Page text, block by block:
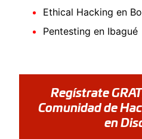
Ethical Hacking en
Pentesting en Ibagué
Regístrate
Comunidad de
en